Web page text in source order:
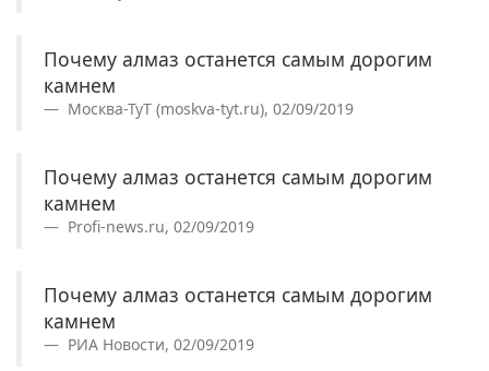
Почему алмаз останется самым дорогим
камнем
Москва-ТуТ (moskva-tyt.ru), 02/09/2019
Почему алмаз останется самым дорогим
камнем
Profi-news.ru, 02/09/2019
Почему алмаз останется самым дорогим
камнем
РИА Новости, 02/09/2019